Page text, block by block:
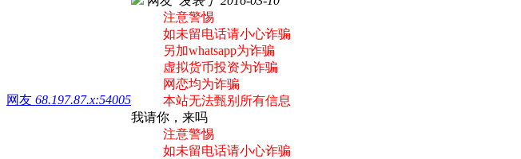
网友 68.197.87.x:54005
注意警惕
如未留电话请小心诈骗
另加whatsapp为诈骗
虚拟货币投资为诈骗
网恋均为诈骗
本站无法甄别所有信息
我请你，来吗
注意警惕
如未留电话请小心诈骗